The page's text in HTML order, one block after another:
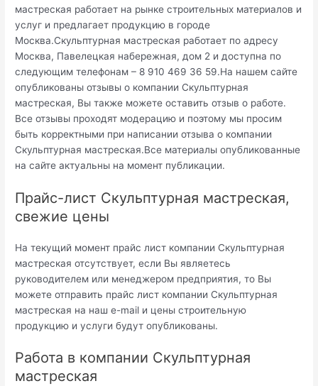
мастреская работает на рынке строительных материалов и
услуг и предлагает продукцию в городе
Москва.Скульптурная мастреская работает по адресу
Москва, Павелецкая набережная, дом 2 и доступна по
следующим телефонам – 8 910 469 36 59.На нашем сайте
опубликованы отзывы о компании Скульптурная
мастреская, Вы также можете оставить отзыв о работе.
Все отзывы проходят модерацию и поэтому мы просим
быть корректными при написании отзыва о компании
Скульптурная мастреская.Все материалы опубликованные
на сайте актуальны на момент публикации.
Прайс-лист Скульптурная мастреская,
свежие цены
На текущий момент прайс лист компании Скульптурная
мастреская отсутствует, если Вы являетесь
руководителем или менеджером предприятия, то Вы
можете отправить прайс лист компании Скульптурная
мастреская на наш e-mail и цены строительную
продукцию и услуги будут опубликованы.
Работа в компании Скульптурная
мастреская